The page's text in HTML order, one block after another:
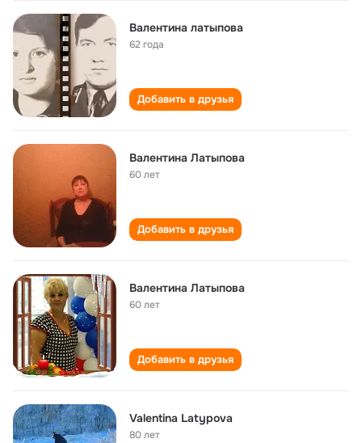
Валентина латыпова
62 года
Добавить в друзья
Валентина Латыпова
60 лет
Добавить в друзья
Валентина Латыпова
60 лет
Добавить в друзья
Valentina Latypova
80 лет